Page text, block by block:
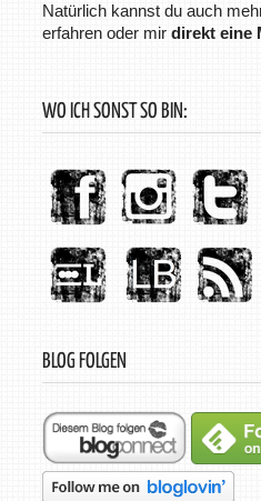
Natürlich kannst du auch
erfahren oder mirdirekt eine
WO ICH SONST SO BIN:
BLOG FOLGEN